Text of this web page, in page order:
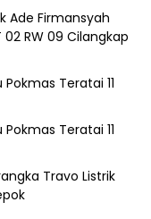
Ade Firmansyah
RW 09 Cilangkap
Teratai 11
Teratai 11
Travo Listrik